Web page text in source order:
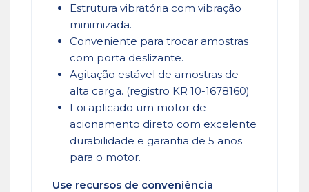
Estrutura vibratória com vibração
minimizada.
Conveniente para trocar amostras
com porta deslizante.
Agitação estável de amostras de
alta carga. (registro KR 10-1678160)
Foi aplicado um motor de
acionamento direto com excelente
durabilidade e garantia de 5 anos
para o motor.
Use recursos de conveniência